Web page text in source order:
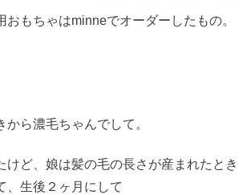
おもちゃはminneでオーダーしたもの。
ら濃毛ちゃんでして。
けど、娘は髪の毛の長さが産まれたとき
、生後２ヶ月にして